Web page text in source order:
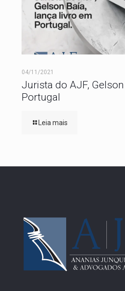
04/11/2021
Jurista do AJF,
Portugal
Leia mais